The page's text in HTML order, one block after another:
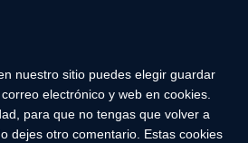
nuestro sitio puedes elegir guardar
electrónico y web en cookies.
para que no tengas que volver a
dejes otro comentario. Estas cookies